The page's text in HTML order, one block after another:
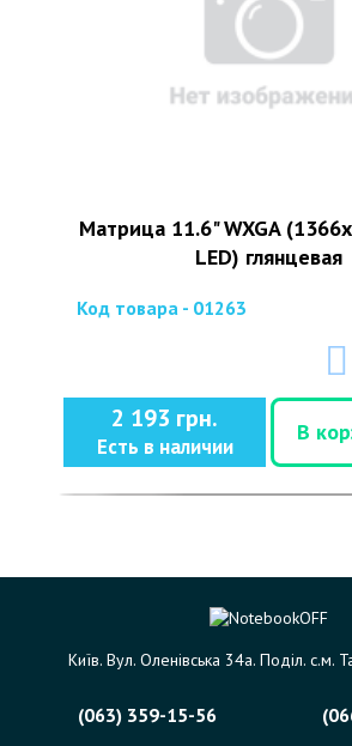
Матрица 11.6" WXGA
LED) глянцевая
Код товара - 01263
2 193 грн.
Есть в наличии
В
Київ. Вул. Оленівська 34а. Поділ. с.м.
(063) 359-15-56